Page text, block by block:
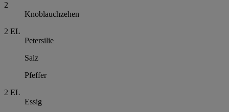
2
Knoblauchzehen
2 EL
Petersilie
Salz
Pfeffer
2 EL
Essig